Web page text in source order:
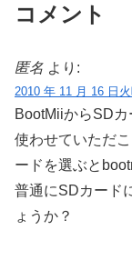
コメント
匿名 より:
2010 年 11 月 16 日
BootMiiからSD
使わせていただ
ードを選ぶと
普通にSDカード
ょうか？